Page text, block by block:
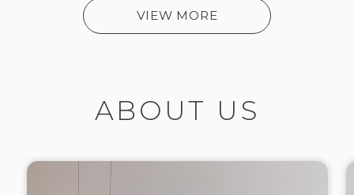
VIEW MORE
ABOUT US